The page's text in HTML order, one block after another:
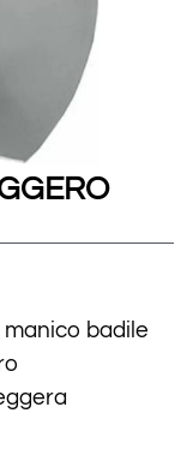
manico badile